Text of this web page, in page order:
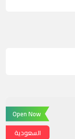
Open Now
السعودية